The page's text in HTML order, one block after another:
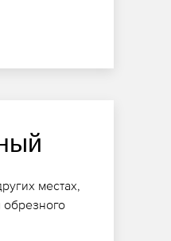
местах,
обрезного